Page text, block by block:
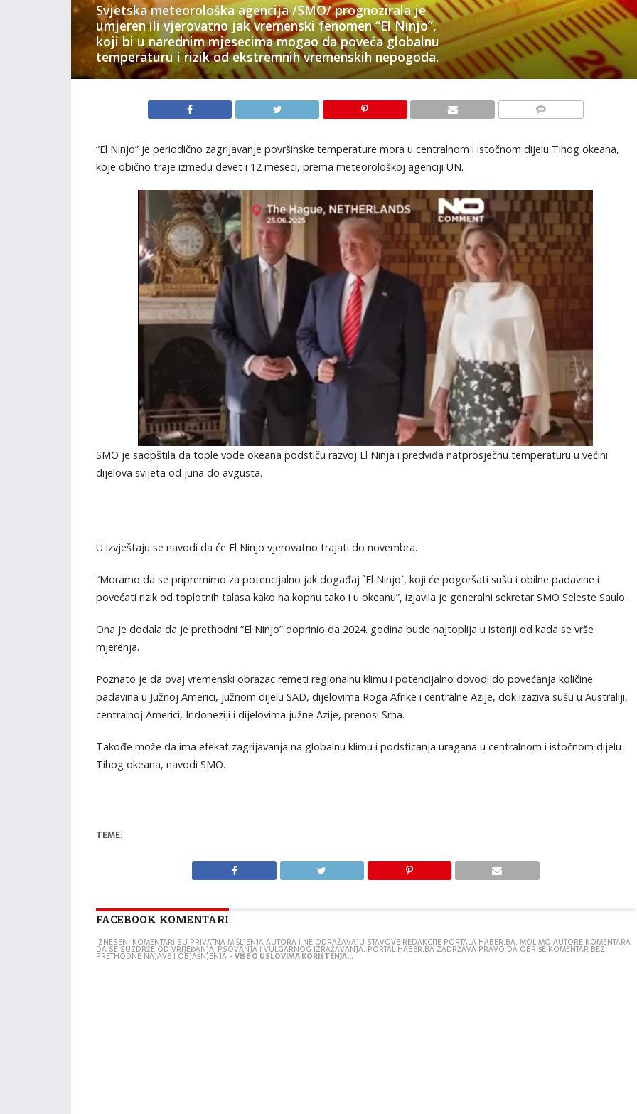
Svjetska meteorološka agencija /SMO/ prognozirala je
umjeren ili vjerovatno jak vremenski fenomen “El Ninjo”,
koji bi u narednim mjesecima mogao da poveća globalnu
temperaturu i rizik od ekstremnih vremenskih nepogoda.
“El Ninjo” je periodično zagrijavanje površinske temperature mora u centralnom i istočnom dijelu Tihog okeana,
koje obično traje između devet i 12 meseci, prema meteorološkoj agenciji UN.
SMO je saopštila da tople vode okeana podstiču razvoj El Ninja i predviđa natprosječnu temperaturu u većini
dijelova svijeta od juna do avgusta.
U izvještaju se navodi da će El Ninjo vjerovatno trajati do novembra.
“Moramo da se pripremimo za potencijalno jak događaj `El Ninjo`, koji će pogoršati sušu i obilne padavine i
povećati rizik od toplotnih talasa kako na kopnu tako i u okeanu”, izjavila je generalni sekretar SMO Seleste Saulo.
Ona je dodala da je prethodni “El Ninjo” doprinio da 2024. godina bude najtoplija u istoriji od kada se vrše
mjerenja.
Poznato je da ovaj vremenski obrazac remeti regionalnu klimu i potencijalno dovodi do povećanja količine
padavina u Južnoj Americi, južnom dijelu SAD, dijelovima Roga Afrike i centralne Azije, dok izaziva sušu u Australiji,
centralnoj Americi, Indoneziji i dijelovima južne Azije, prenosi Srna.
Takođe može da ima efekat zagrijavanja na globalnu klimu i podsticanja uragana u centralnom i istočnom dijelu
Tihog okeana, navodi SMO.
TEME:
FACEBOOK KOMENTARI
IZNESENI KOMENTARI SU PRIVATNA MIŠLJENJA AUTORA I NE ODRAŽAVAJU STAVOVE REDAKCIJE PORTALA HABER.BA. MOLIMO AUTORE KOMENTARA
DA SE SUZDRŽE OD VRIJEĐANJA, PSOVANJA I VULGARNOG IZRAŽAVANJA. PORTAL HABER.BA ZADRŽAVA PRAVO DA OBRIŠE KOMENTAR BEZ
PRETHODNE NAJAVE I OBJAŠNJENJA -VIŠE O USLOVIMA KORIŠTENJA...